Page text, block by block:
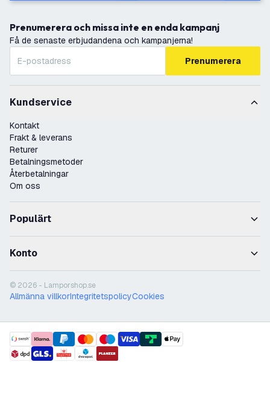
Prenumerera och missa inte en enda kampanj
Få de senaste erbjudandena och kampanjerna!
Prenumerera
Kundservice
Kontakt
Frakt & leverans
Returer
Betalningsmetoder
Återbetalningar
Om oss
Populärt
Konto
© 2026 - Lamporshop.se
Allmänna villkorIntegritetspolicyCookies
payment methods
shipment methods